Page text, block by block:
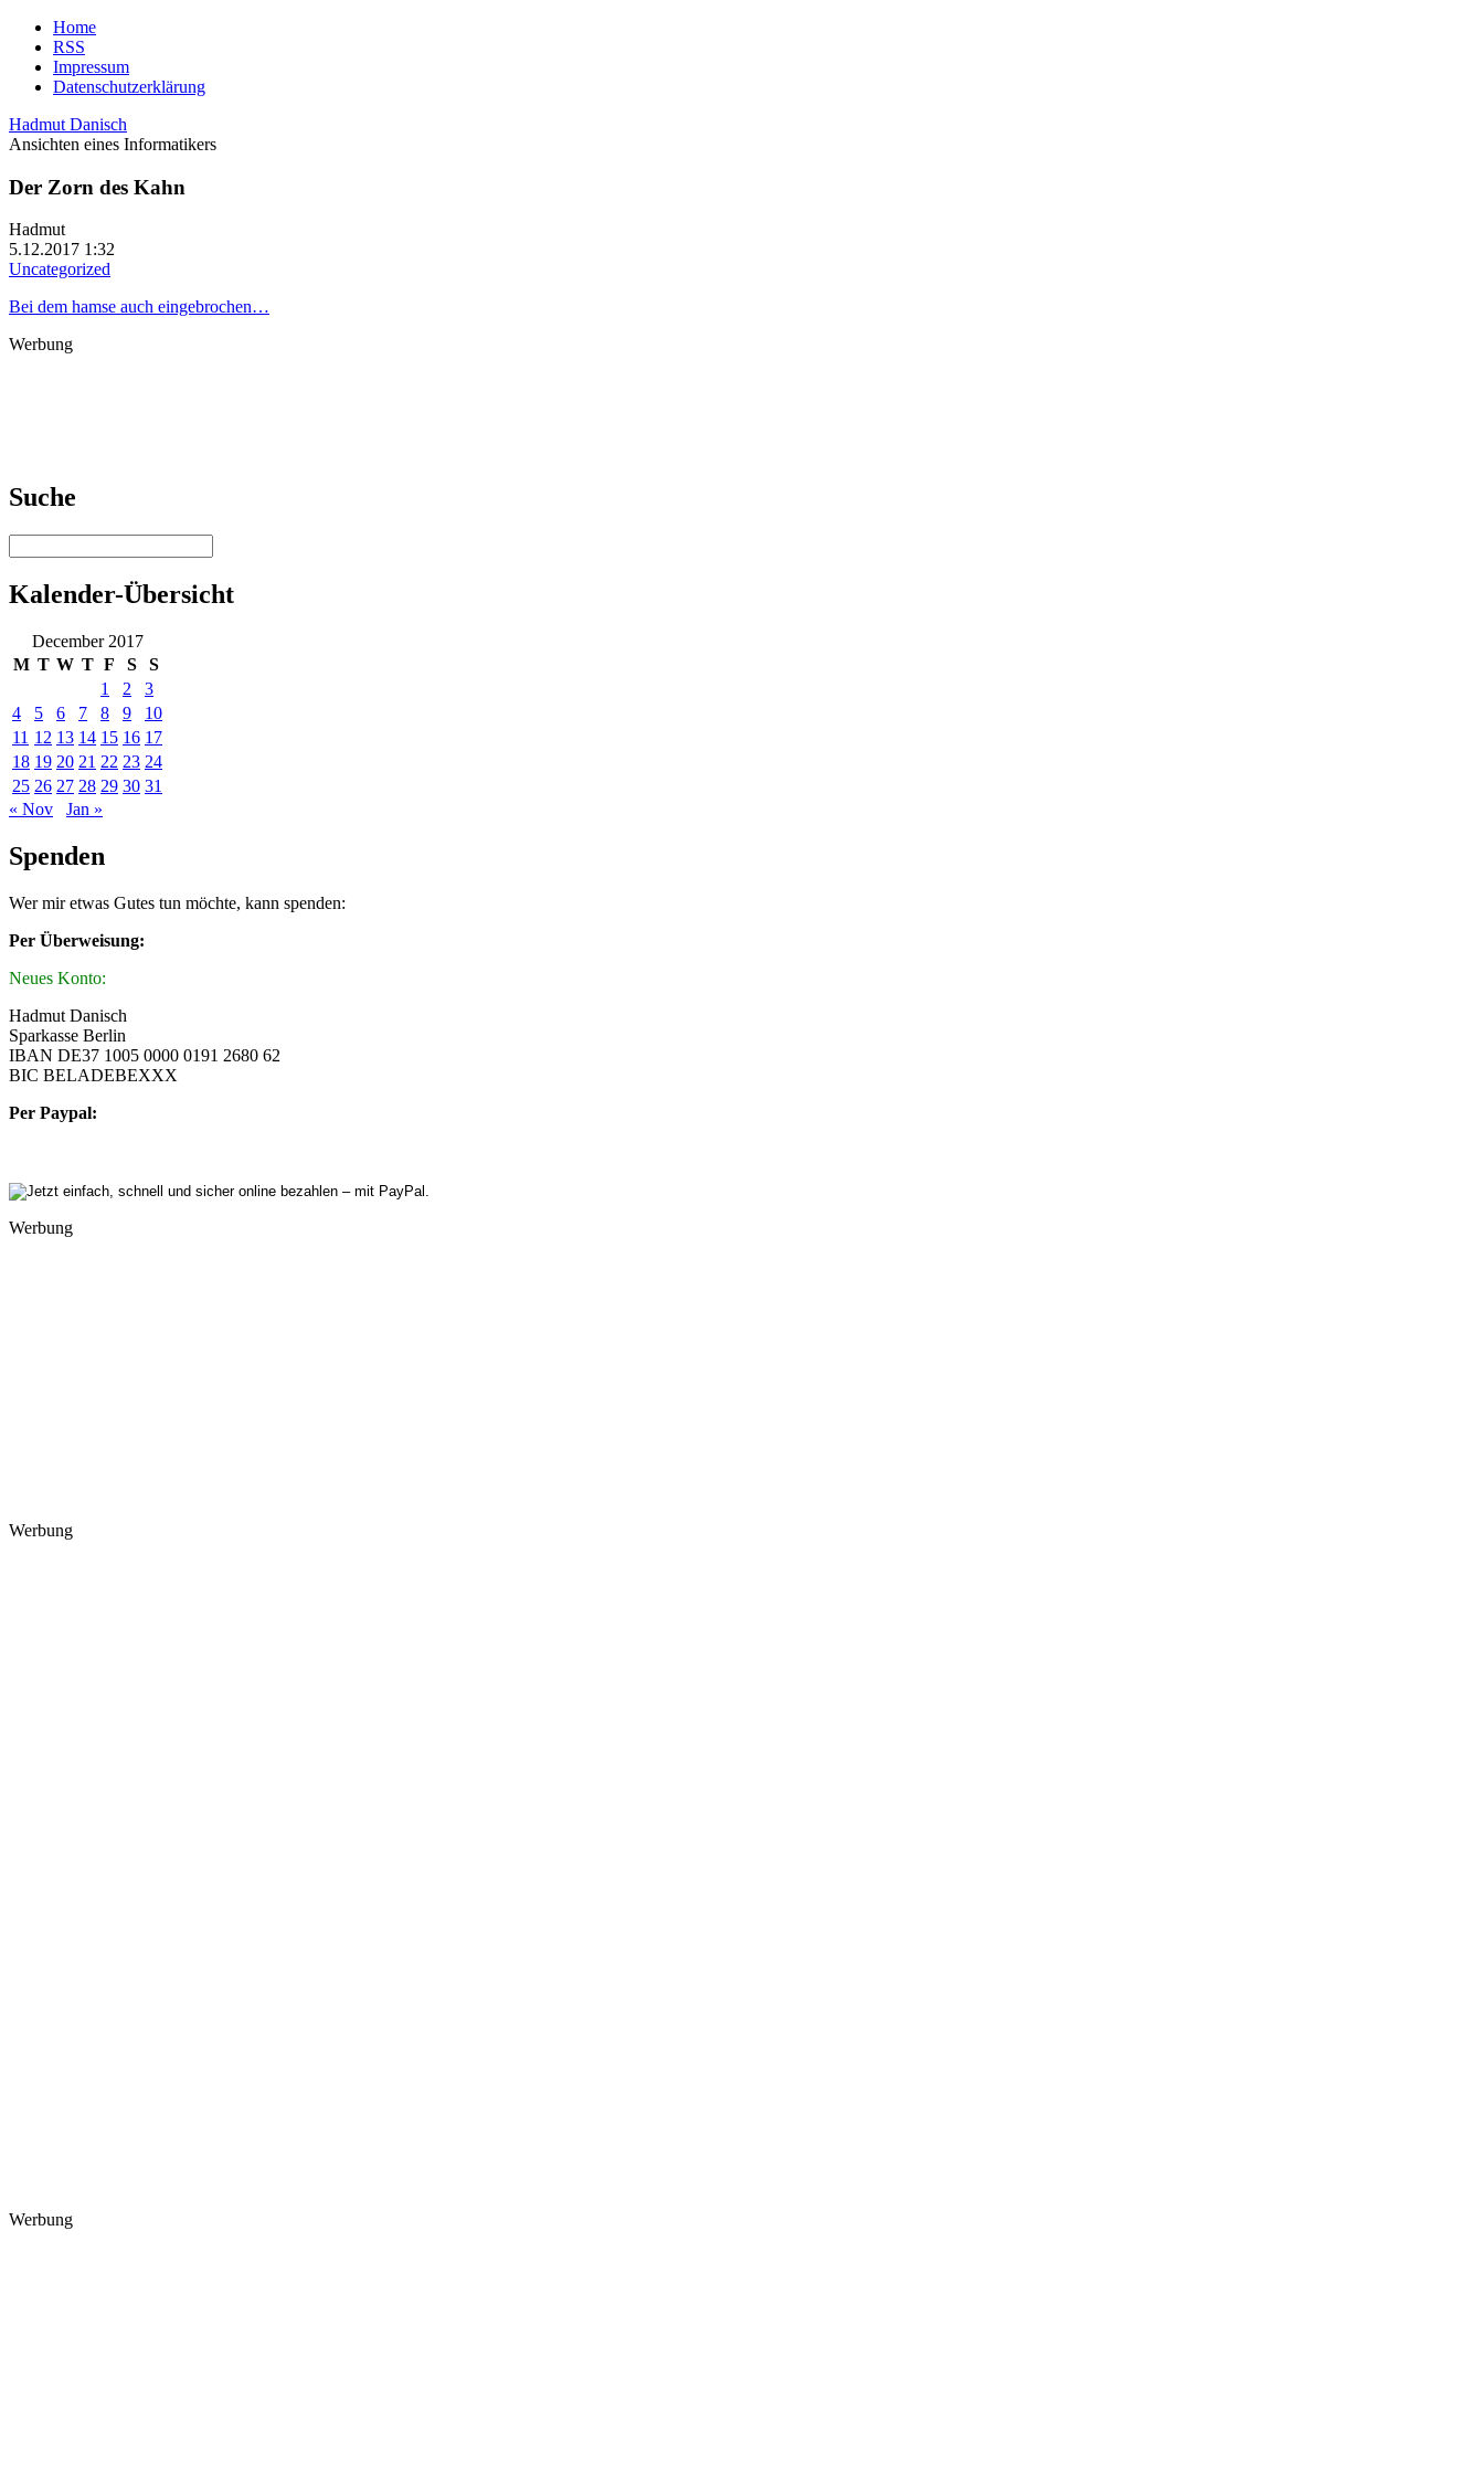
Home
RSS
Impressum
Datenschutzerklärung
Hadmut Danisch
Ansichten eines Informatikers
Der Zorn des Kahn
Hadmut
5.12.2017 1:32
Uncategorized
Bei dem hamse auch eingebrochen…
Werbung
Suche
Kalender-Übersicht
December 2017
M T W T F S
S
1
2
3
4
5 6 7 8 9
10
11 12 13 14 15 16 17
18 19 20 21 22 23 24
25 26 27 28 29 30 31
« Nov
Jan »
Spenden
Wer mir etwas Gutes tun möchte, kann spenden:
Per Überweisung:
Neues Konto:
Hadmut Danisch
Sparkasse Berlin
IBAN DE37 1005 0000 0191 2680 62
BIC BELADEBEXXX
Per Paypal:
Werbung
Werbung
Werbung